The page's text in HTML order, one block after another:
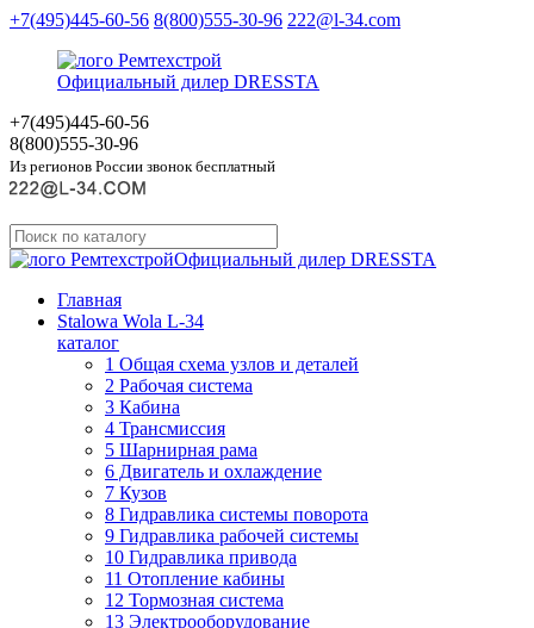
+7(495)445-60-56 8(800)555-30-96 222@l-34.com
Официальный дилер DRESSTA
+7(495)445-60-56
8(800)555-30-96
Из регионов России звонок бесплатный
Официальный дилер DRESSTA
Главная
Stalowa Wola L-34
каталог
1 Общая схема узлов и деталей
2 Рабочая система
3 Кабина
4 Трансмиссия
5 Шарнирная рама
6 Двигатель и охлаждение
7 Кузов
8 Гидравлика системы поворота
9 Гидравлика рабочей системы
10 Гидравлика привода
11 Отопление кабины
12 Тормозная система
13 Электрооборудование